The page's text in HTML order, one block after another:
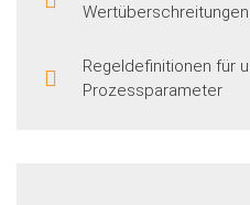
Wertüberschreitungen
Regeldefinitionen für
Prozessparameter